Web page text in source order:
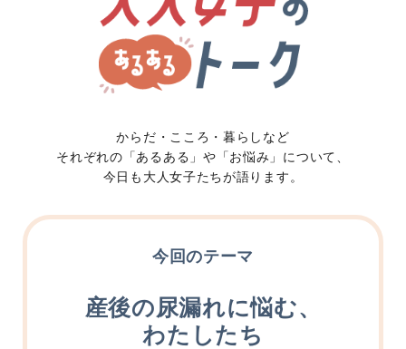
からだ・こころ・暮らしなど
それぞれの「あるある」や「お悩み」について、
今日も大人女子たちが語ります。
今回のテーマ
産後の尿漏れに悩む、
わたしたち